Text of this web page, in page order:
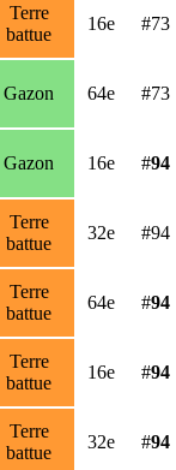
Terre
battue
16e #73
Gazon 64e #73
Gazon 16e #94
Terre
battue
32e #94
Terre
battue
64e #94
Terre
battue
16e #94
Terre
battue
32e #94